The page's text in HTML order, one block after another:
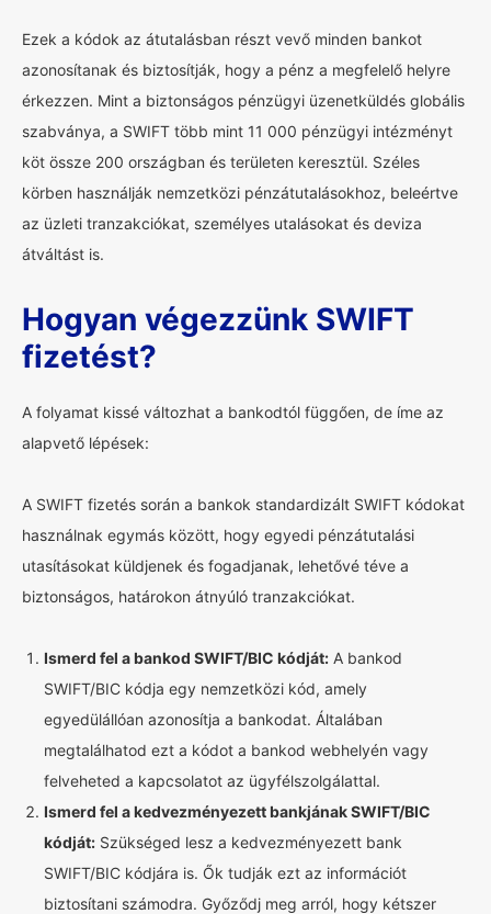
Ezek a kódok az átutalásban részt vevő minden bankot
azonosítanak és biztosítják, hogy a pénz a megfelelő helyre
érkezzen. Mint a biztonságos pénzügyi üzenetküldés globális
szabványa, a SWIFT több mint 11 000 pénzügyi intézményt
köt össze 200 országban és területen keresztül. Széles
körben használják nemzetközi pénzátutalásokhoz, beleértve
az üzleti tranzakciókat, személyes utalásokat és deviza
átváltást is.
Hogyan végezzünk SWIFT
fizetést?
A folyamat kissé változhat a bankodtól függően, de íme az
alapvető lépések:
A SWIFT fizetés során a bankok standardizált SWIFT kódokat
használnak egymás között, hogy egyedi pénzátutalási
utasításokat küldjenek és fogadjanak, lehetővé téve a
biztonságos, határokon átnyúló tranzakciókat.
Ismerd fel a bankod SWIFT/BIC kódját: A bankod
SWIFT/BIC kódja egy nemzetközi kód, amely
egyedülállóan azonosítja a bankodat. Általában
megtalálhatod ezt a kódot a bankod webhelyén vagy
felveheted a kapcsolatot az ügyfélszolgálattal.
Ismerd fel a kedvezményezett bankjának SWIFT/BIC
kódját: Szükséged lesz a kedvezményezett bank
SWIFT/BIC kódjára is. Ők tudják ezt az információt
biztosítani számodra. Győződj meg arról, hogy kétszer